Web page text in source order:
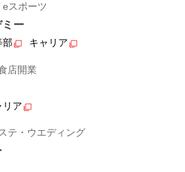
スポーツ
ー
部 キャリア
店開業
リア
テ・ウエディング